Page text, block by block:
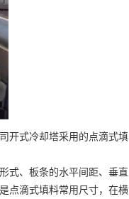
开式冷却塔采用的点滴式填
式、板条的水平间距、垂直
点滴式填料常用尺寸，在横